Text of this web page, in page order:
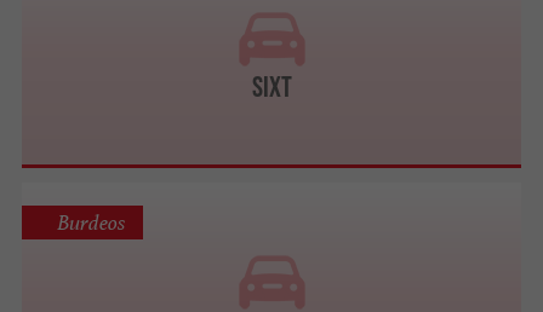
Sixt
Burdeos